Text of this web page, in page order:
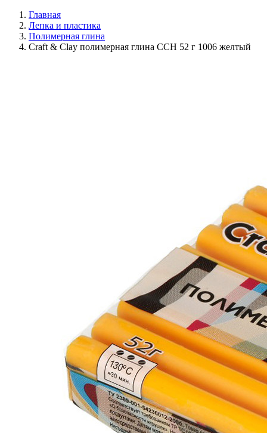
Главная
Лепка и пластика
Полимерная глина
Craft & Clay полимерная глина CCH 52 г 1006 желтый